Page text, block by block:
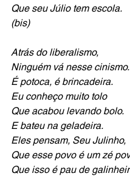
Que seu Júlio tem escola.
(bis)
Atrás do liberalismo,
Ninguém vá nesse cinismo.
É potoca, é brincadeira.
Eu conheço muito tolo
Que acabou levando bolo.
E bateu na geladeira.
Eles pensam, Seu Julinho,
Que esse povo é um zé
Que isso é pau de